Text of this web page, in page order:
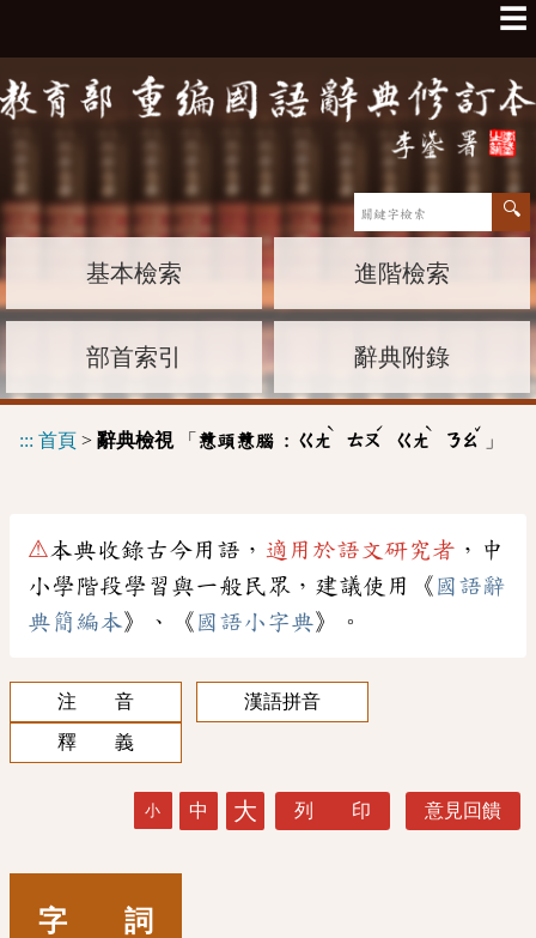
☰
基本檢索 進階檢索
部首索引 辭典附錄
::: 首頁 > 辭典檢視「 戇頭戇腦 : ㄍㄤ
ˋ
ㄊㄡ
ˊ
ㄍㄤ
ˋ
ㄋㄠ
ˇ
」
⚠本典收錄古今用語， 適用於語文研究者 ，中
小學階段學習與一般民眾，建議使用《 國語辭
典簡編本》、《 國語小字典》。
注 音
漢語拼音
釋 義
小 中 大 列 印 意見回饋
字 詞